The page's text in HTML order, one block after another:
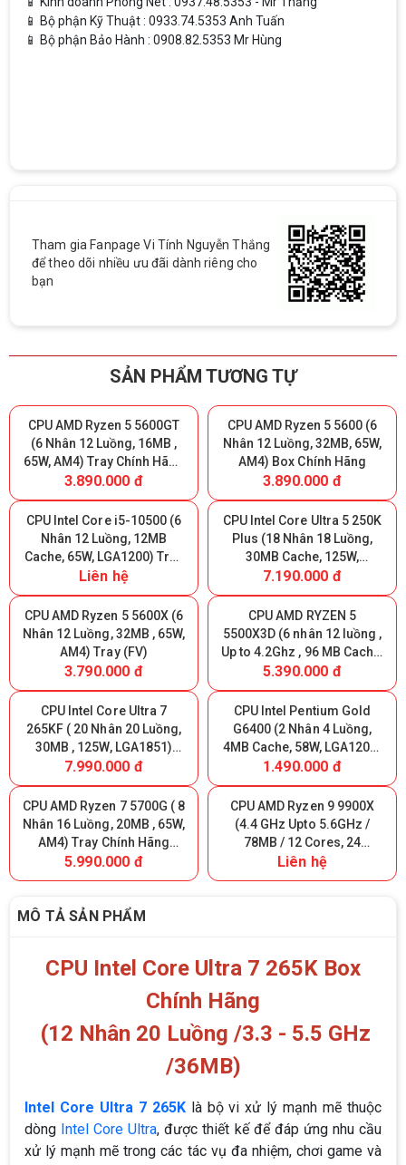
📱 Bộ phận Kỹ Thuật : 0933.74.5353 Anh Tuấn
📱 Bộ phận Bảo Hành : 0908.82.5353 Mr Hùng
Tham gia Fanpage Vi Tính Nguyễn Thắng
để theo dõi nhiều ưu đãi dành riêng cho
bạn
SẢN PHẨM TƯƠNG TỰ
CPU AMD Ryzen 5 5600GT
(6 Nhân 12 Luồng, 16MB ,
65W, AM4) Tray Chính Hãng
(MPK)
3.890.000 đ
CPU AMD Ryzen 5 5600 (6
Nhân 12 Luồng, 32MB, 65W,
AM4) Box Chính Hãng
3.890.000 đ
CPU Intel Core i5-10500 (6
Nhân 12 Luồng, 12MB
Cache, 65W, LGA1200) Tray
(FV)
Liên hệ
CPU Intel Core Ultra 5 250K
Plus (18 Nhân 18 Luồng,
30MB Cache, 125W,
LGA1851) Tray Chính Hãng
7.190.000 đ
CPU AMD Ryzen 5 5600X (6
Nhân 12 Luồng, 32MB , 65W,
AM4) Tray (FV)
3.790.000 đ
CPU AMD RYZEN 5
5500X3D (6 nhân 12 luồng ,
Up to 4.2Ghz , 96 MB Cache,
AM4) Tray New (FV)
5.390.000 đ
CPU Intel Core Ultra 7
265KF ( 20 Nhân 20 Luồng,
30MB , 125W, LGA1851)
Tray New (FV)
7.990.000 đ
CPU Intel Pentium Gold
G6400 (2 Nhân 4 Luồng,
4MB Cache, 58W, LGA1200)
Tray (FV)
1.490.000 đ
CPU AMD Ryzen 7 5700G ( 8
Nhân 16 Luồng, 20MB , 65W,
AM4) Tray Chính Hãng
(MPK)
5.990.000 đ
CPU AMD Ryzen 9 9900X
(4.4 GHz Upto 5.6GHz /
78MB / 12 Cores, 24
Threads / 120W / Socket
AM5) TRAY (FV)
Liên hệ
MÔ TẢ SẢN PHẨM
CPU Intel Core Ultra 7 265K Box
Chính Hãng
(12 Nhân 20 Luồng /3.3 - 5.5 GHz
/36MB)
Intel Core Ultra 7 265Klà bộ vi xử lý mạnh mẽ thuộc
dòng Intel Core Ultra, được thiết kế để đáp ứng nhu cầu
xử lý mạnh mẽ trong các tác vụ đa nhiệm, chơi game và